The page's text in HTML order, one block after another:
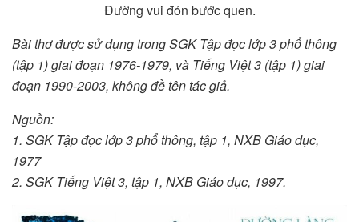
Đường vui đón bước quen.
Bài thơ được sử dụng trong SGK Tập đọc lớp 3 phổ thông
(tập 1) giai đoạn 1976-1979, và Tiếng Việt 3 (tập 1) giai
đoạn 1990-2003, không đề tên tác giả.
Nguồn:
1. SGK Tập đọc lớp 3 phổ thông, tập 1, NXB Giáo dục,
1977
2. SGK Tiếng Việt 3, tập 1, NXB Giáo dục, 1997.